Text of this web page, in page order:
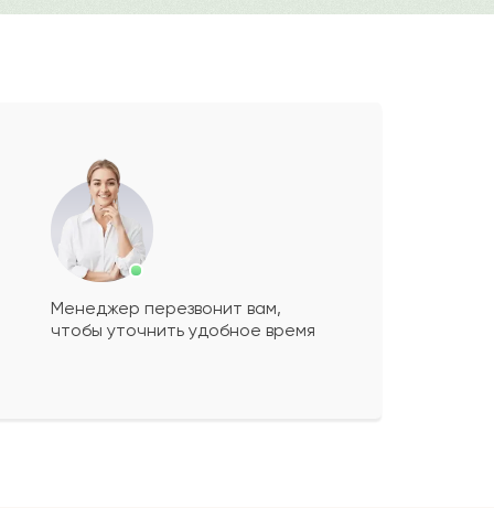
будет+?
Менеджер перезвонит вам,
чтобы уточнить удобное время